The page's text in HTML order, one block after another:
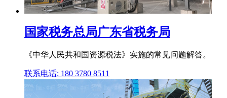
国家税务总局广东省税务局
《中华人民共和国资源税法》实施的常见问题解答。
联系电话: 180 3780 8511